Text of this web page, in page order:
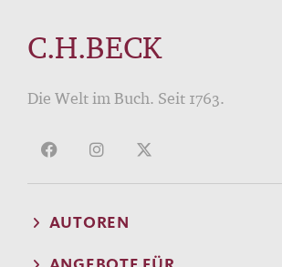
C.H.BECK
Die Welt im Buch. Seit 1763.
AUTOREN